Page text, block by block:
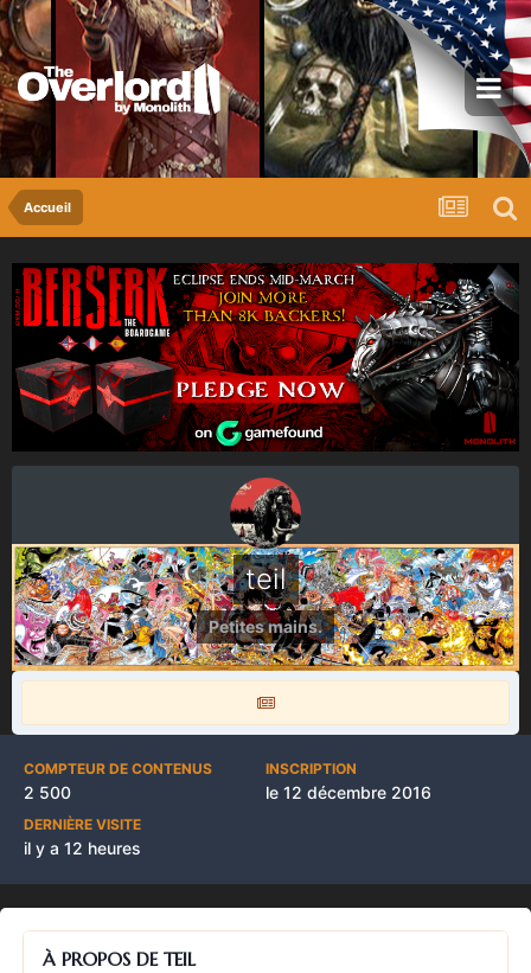
Accueil
teil
Petites mains.
COMPTEUR DE CONTENUS
2 500
INSCRIPTION
le 12 décembre 2016
DERNIÈRE VISITE
il y a 12 heures
À PROPOS DE TEIL